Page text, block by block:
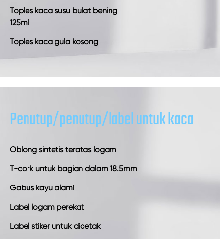
Toples kaca susu bulat bening
125ml
Toples kaca gula kosong
Penutup/penutup/label untuk kaca
Oblong sintetis teratas logam
T-cork untuk bagian dalam 18.5mm
Gabus kayu alami
Label logam perekat
Label stiker untuk dicetak